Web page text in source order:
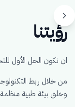
رؤيتنا
ان نكون الحل الأول
من خلال ربط
وخلق بيئة طبية